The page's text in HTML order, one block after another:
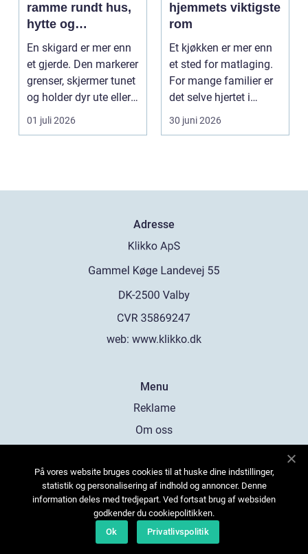
ramme rundt hus,
hytte og
kulturlandskap
En skigard er mer enn
et gjerde. Den markerer
grenser, skjermer tunet
og holder dyr ute eller
inne, ...
01 juli 2026
hjemmets viktigste
rom
Et kjøkken er mer enn
et sted for matlaging.
For mange familier er
det selve hjertet i
boligen, romm...
30 juni 2026
Adresse
web: www.klikko.dk
Menu
Reklame
Om oss
Kontakt Oss
Sitemap
På vores website bruges cookies til at huske dine indstillinger,
statistik og personalisering af indhold og annoncer. Denne
information deles med tredjepart. Ved fortsat brug af websiden
godkender du cookiepolitikken.
Ok
Privatlivspolitik